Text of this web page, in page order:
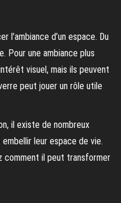
l’ambiance d’un espace. Du
Pour une ambiance plus
visuel, mais ils peuvent
peut jouer un rôle utile
il existe de nombreux
leur espace de vie.
comment il peut transformer